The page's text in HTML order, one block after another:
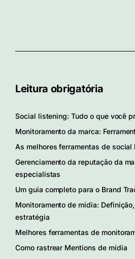
Leitura obrigatória
Social listening: Tudo o que você
Monitoramento da marca:
As melhores ferramentas de social
Gerenciamento da reputação da
especialistas
Um guia completo para o Brand
Monitoramento de mídia:
estratégia
Melhores ferramentas de
Como rastrear Mentions de mídia